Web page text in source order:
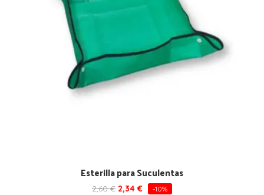
Esterilla para Suculentas
2,60€ 2,34 € -10%